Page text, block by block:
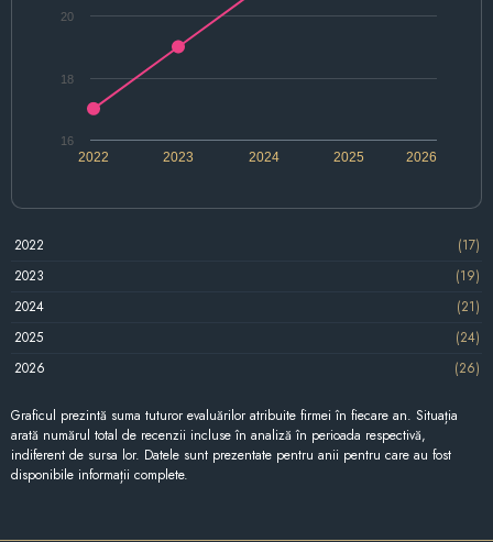
2022 2024 2026
2023 2025
16
18
20
2022
(17)
2023
(19)
2024
(21)
2025
(24)
2026
(26)
Graficul prezintă suma tuturor evaluărilor atribuite firmei în fiecare an. Situația
arată numărul total de recenzii incluse în analiză în perioada respectivă,
indiferent de sursa lor. Datele sunt prezentate pentru anii pentru care au fost
disponibile informații complete.